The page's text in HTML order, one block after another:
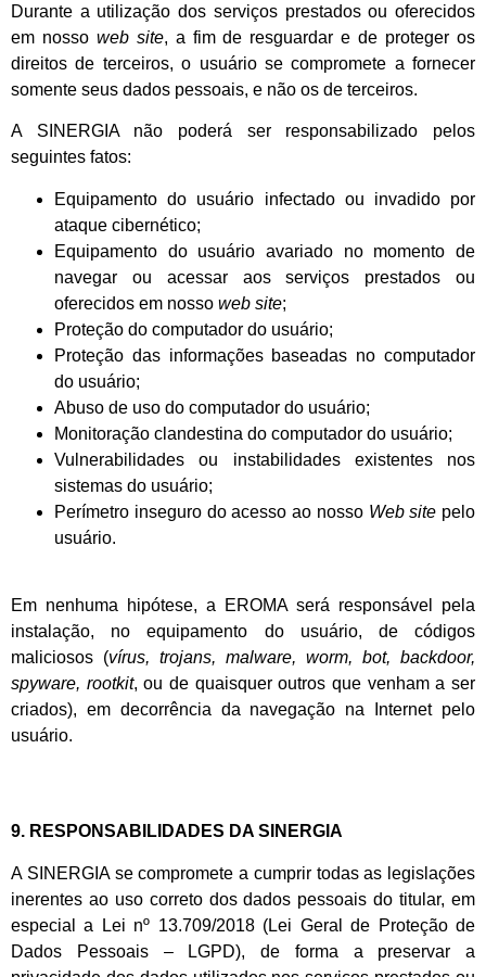
Durante a utilização dos serviços prestados ou oferecidos
em nosso web site, a fim de resguardar e de proteger os
direitos de terceiros, o usuário se compromete a fornecer
somente seus dados pessoais, e não os de terceiros.
A SINERGIA não poderá ser responsabilizado pelos
seguintes fatos:
Equipamento do usuário infectado ou invadido por
ataque cibernético;
Equipamento do usuário avariado no momento de
navegar ou acessar aos serviços prestados ou
oferecidos em nosso web site;
Proteção do computador do usuário;
Proteção das informações baseadas no computador
do usuário;
Abuso de uso do computador do usuário;
Monitoração clandestina do computador do usuário;
Vulnerabilidades ou instabilidades existentes nos
sistemas do usuário;
Perímetro inseguro do acesso ao nosso Web site pelo
usuário.
Em nenhuma hipótese, a EROMA será responsável pela
instalação, no equipamento do usuário, de códigos
maliciosos (vírus, trojans, malware, worm, bot, backdoor,
spyware, rootkit, ou de quaisquer outros que venham a ser
criados), em decorrência da navegação na Internet pelo
usuário.
9. RESPONSABILIDADES DA SINERGIA
A SINERGIA se compromete a cumprir todas as legislações
inerentes ao uso correto dos dados pessoais do titular, em
especial a Lei nº 13.709/2018 (Lei Geral de Proteção de
Dados Pessoais – LGPD), de forma a preservar a